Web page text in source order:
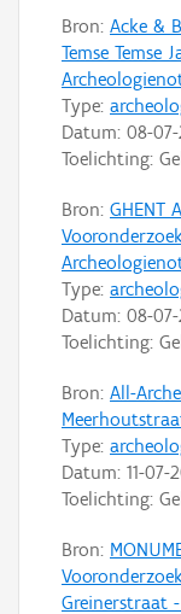
Bron: Acke &
Temse Temse
Type:
Datum: 08-
Toelichting:
Bron: GHENT
Type:
Datum: 08-
Toelichting:
Bron: All-
Type:
Datum: 11-07-
Toelichting:
Bron:
Greinerstraat